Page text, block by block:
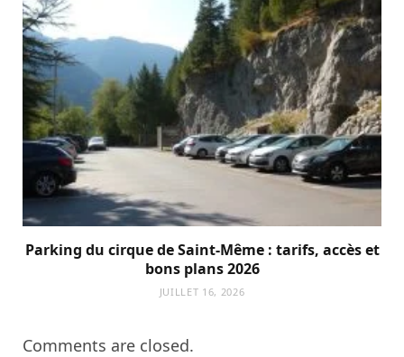
Parking du cirque de Saint-Même : tarifs, accès et
bons plans 2026
JUILLET 16, 2026
Comments are closed.